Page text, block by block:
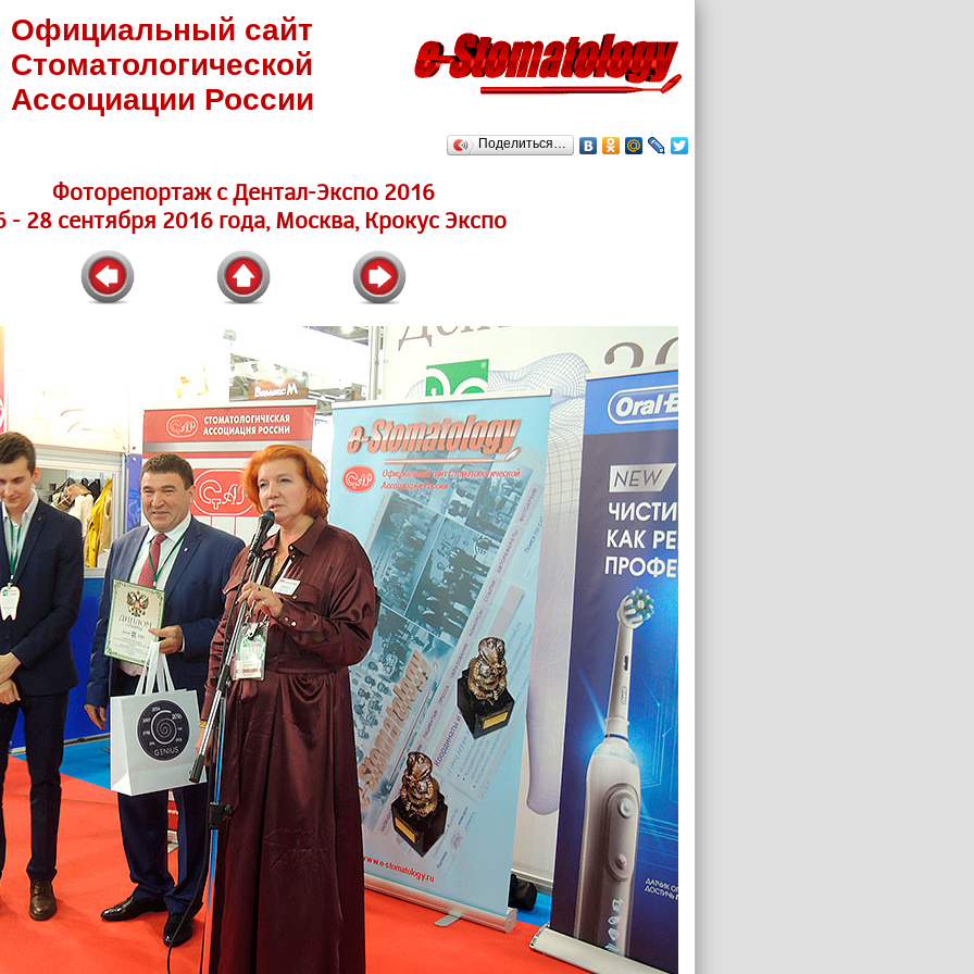
Официальный сайт
Стоматологической
Ассоциации России
Поделиться…
Фоторепортаж с Дентал-Экспо 2016
- 28 сентября 2016 года, Москва, Крокус Экспо